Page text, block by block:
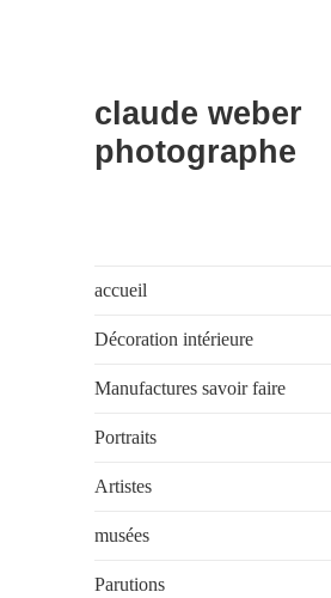
claude weber
photographe
accueil
Décoration intérieure
Manufactures savoir faire
Portraits
Artistes
musées
Parutions